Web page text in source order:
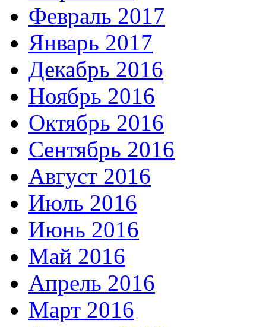
Февраль 2017
Январь 2017
Декабрь 2016
Ноябрь 2016
Октябрь 2016
Сентябрь 2016
Август 2016
Июль 2016
Июнь 2016
Май 2016
Апрель 2016
Март 2016